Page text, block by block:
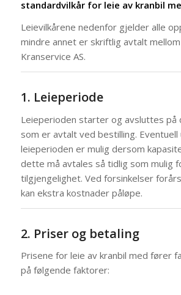
standardvilkår for leie av kranbil
Leievilkårene nedenfor gjelder alle
mindre annet er skriftlig avtalt
Kranservice AS.
1. Leieperiode
Leieperioden starter og avsluttes på
som er avtalt ved bestilling.
leieperioden er mulig dersom
dette må avtales så tidlig som mulig
tilgjengelighet. Ved forsinkelser
kan ekstra kostnader påløpe.
2. Priser og betaling
Prisene for leie av kranbil med fører
på følgende faktorer: